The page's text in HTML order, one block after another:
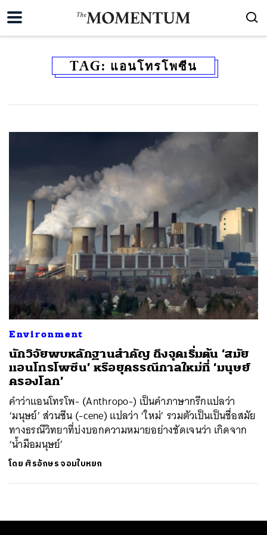
TAG: แอนโทรโพซีน
Environment
นักวิจัยพบหลักฐานสำคัญ ถึงจุดเริ่มต้น ‘สมัย
แอนโทรโพซีน’ หรือยุคธรณีกาลใหม่ที่ ‘มนุษย์
ครองโลก’
คำว่าแอนโทรโพ- (Anthropo-) เป็นคำภาษากรีกแปลว่า
‘มนุษย์’ ส่วนซีน (-cene) แปลว่า ‘ใหม่’ รวมตัวเป็นเป็นชื่อสมัย
ทางธรณีวิทยาที่บ่งบอกความหมายอย่างชัดเจนว่า เกิดจาก
‘น้ำมือมนุษย์’
โดย ศิรอักษร จอมใบหยก
ค้นหา
SHARE TWEET LINE EMAIL